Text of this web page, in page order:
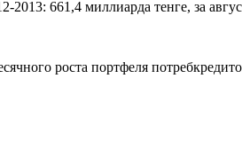
2013: 661,4 миллиарда тенге, за
роста портфеля